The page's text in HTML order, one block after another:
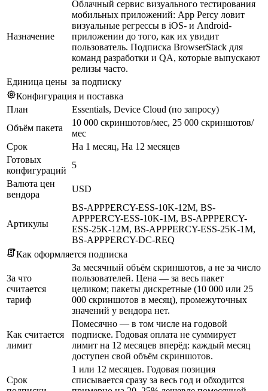
Назначение
Облачный сервис визуального тестирования
мобильных приложений: App Percy ловит
визуальные регрессы в iOS- и Android-
приложении до того, как их увидит
пользователь. Подписка BrowserStack для
команд разработки и QA, которые выпускают
релизы часто.
Единица цены за подписку
Конфигурация и поставка
План
Essentials, Device Cloud (по запросу)
Объём пакета
10 000 скриншотов/мес, 25 000 скриншотов/
мес
Срок
На 1 месяц, На 12 месяцев
Готовых
конфигураций
5
Валюта цен
вендора
USD
Артикулы
BS-APPPERCY-ESS-10K-12M, BS-
APPPERCY-ESS-10K-1M, BS-APPPERCY-
ESS-25K-12M, BS-APPPERCY-ESS-25K-1M,
BS-APPPERCY-DC-REQ
Как оформляется подписка
За что
считается
тариф
За месячный объём скриншотов, а не за число
пользователей. Цена — за весь пакет
целиком; пакеты дискретные (10 000 или 25
000 скриншотов в месяц), промежуточных
значений у вендора нет.
Как считается
лимит
Помесячно — в том числе на годовой
подписке. Годовая оплата не суммирует
лимит на 12 месяцев вперёд: каждый месяц
доступен свой объём скриншотов.
Срок
1 или 12 месяцев. Годовая позиция
списывается сразу за весь год и обходится